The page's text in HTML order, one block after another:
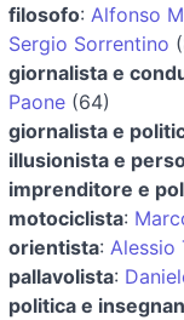
filosofo: Alfonso
Sergio Sorrentino
giornalista e
Paone (64)
giornalista e
illusionista e
imprenditore e
motociclista:
orientista: Alessio
pallavolista:
politica e